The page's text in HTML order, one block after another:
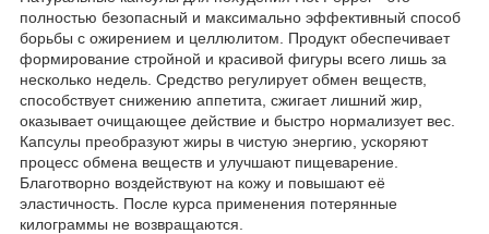
полностью безопасный и максимально эффективный способ
борьбы с ожирением и целлюлитом. Продукт обеспечивает
формирование стройной и красивой фигуры всего лишь за
несколько недель. Средство регулирует обмен веществ,
способствует снижению аппетита, сжигает лишний жир,
оказывает очищающее действие и быстро нормализует вес.
Капсулы преобразуют жиры в чистую энергию, ускоряют
процесс обмена веществ и улучшают пищеварение.
Благотворно воздействуют на кожу и повышают её
эластичность. После курса применения потерянные
килограммы не возвращаются.